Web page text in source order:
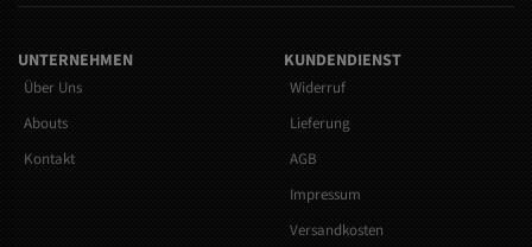
UNTERNEHMEN
Über Uns
Abouts
Kontakt
KUNDENDIENST
Widerruf
Lieferung
AGB
Impressum
Versandkosten